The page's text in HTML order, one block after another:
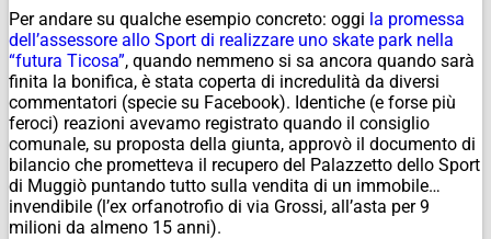
Per andare su qualche esempio concreto: oggi la promessa
dell’assessore allo Sport di realizzare uno skate park nella
“futura Ticosa”, quando nemmeno si sa ancora quando sarà
finita la bonifica, è stata coperta di incredulità da diversi
commentatori (specie su Facebook). Identiche (e forse più
feroci) reazioni avevamo registrato quando il consiglio
comunale, su proposta della giunta, approvò il documento di
bilancio che prometteva il recupero del Palazzetto dello Sport
di Muggiò puntando tutto sulla vendita di un immobile…
invendibile (l’ex orfanotrofio di via Grossi, all’asta per 9
milioni da almeno 15 anni).